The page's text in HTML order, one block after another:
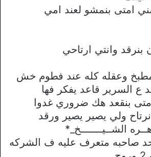
امتى بنمشو لعند امي
وانتي ارتاحي
وعقله كله عند فطوم خش
ع السرير قاعد يفكر فها
بنقعد هك ضروري غدوا
نرتاح ولي يصير يصير ورقد
الشــيـــــــخ_*
صاحبه متعرف عليه ف الشركه